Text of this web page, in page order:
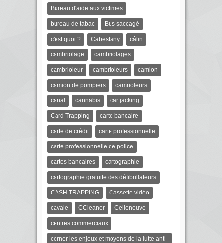
Bureau d'aide aux victimes
bureau de tabac Bus saccagé
c'est quoi ? Cabestany câlin
cambriolage cambriolages
cambrioleur cambrioleurs camion
camion de pompiers camrioleurs
canal cannabis car jacking
Card Trapping carte bancaire
carte de crédit carte professionnelle
carte professionnelle de police
cartes bancaires cartographie
cartographie gratuite des défibrillateurs
CASH TRAPPING Cassette vidéo
cavale CCleaner Celleneuve
centres commerciaux
cerner les enjeux et moyens de la lutte anti-